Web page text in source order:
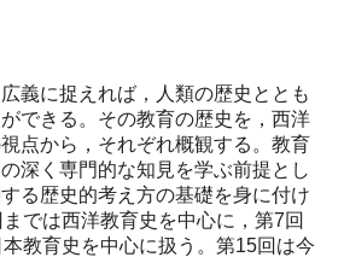
義に捉えれば，人類の歴史ととも
できる。その教育の歴史を，西洋
点から，それぞれ概観する。教育
深く専門的な知見を学ぶ前提とし
る歴史的考え方の基礎を身に付け
では西洋教育史を中心に，第7回
教育史を中心に扱う。第15回は今